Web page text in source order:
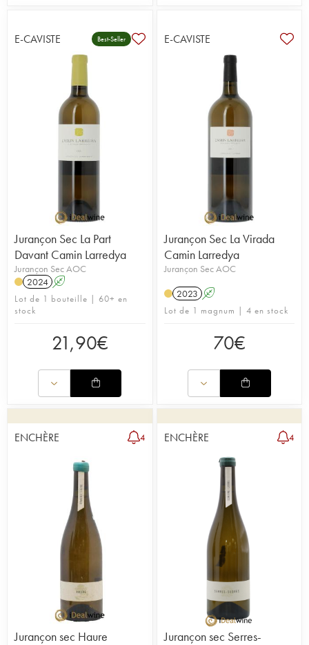
E-CAVISTE Best-Seller
Jurançon Sec La Part
Davant Camin Larredya
Jurançon Sec AOC
2024 A
Lot de 1 bouteille | 60+ en
stock
21,90€
E-CAVISTE
Jurançon Sec La Virada
Camin Larredya
Jurançon Sec AOC
2023 A
Lot de 1 magnum | 4 en stock
70€
ENCHÈRE 4
Jurançon sec Haure
ENCHÈRE 4
Jurançon sec Serres-